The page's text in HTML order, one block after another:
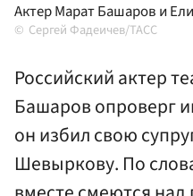
Актер Марат Башаров и
Сергей Фадеичев/ТАСС
Российский актер
Башаров опроверг
он избил свою
Шевыркову. По